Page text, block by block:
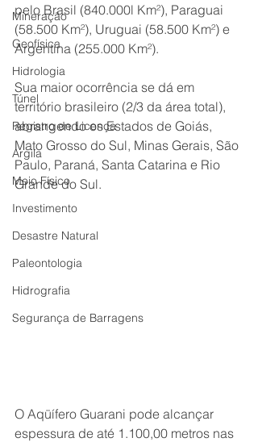
Mineração
Geofísica
Hidrologia
Túnel
Registro de Licença
Argila
Meio Físico
Investimento
Desastre Natural
Paleontologia
Hidrografia
Segurança de Barragens
pelo Brasil (840.000l Km²), Paraguai
(58.500 Km²), Uruguai (58.500 Km²) e
Argentina (255.000 Km²).
Sua maior ocorrência se dá em
território brasileiro (2/3 da área total),
abrangendo os Estados de Goiás,
Mato Grosso do Sul, Minas Gerais, São
Paulo, Paraná, Santa Catarina e Rio
Grande do Sul.
O Aqüífero Guarani pode alcançar
espessura de até 1.100,00 metros nas